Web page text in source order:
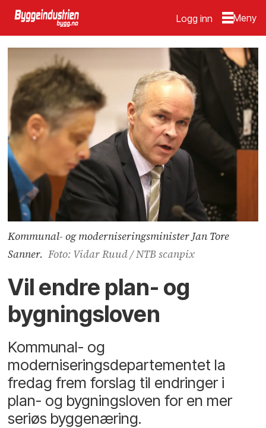
Logg inn
Kommunal- og moderniseringsminister Jan Tore
Sanner. Foto: Vidar Ruud / NTB scanpix
Vil endre plan- og
bygningsloven
Kommunal- og
moderniseringsdepartementet la
fredag frem forslag til endringer i
plan- og bygningsloven for en mer
seriøs byggenæring.